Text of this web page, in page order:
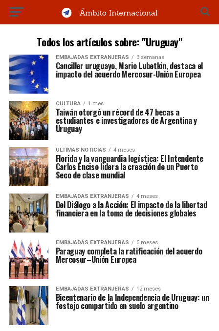
Todos los artículos sobre: "Uruguay"
EMBAJADAS EXTRANJERAS 3 semanas
Canciller uruguayo, Mario Lubetkin, destaca el
impacto del acuerdo Mercosur-Unión Europea
CULTURA 1 mes
Taiwán otorgó un récord de 47 becas a
estudiantes e investigadores de Argentina y
Uruguay
ÚLTIMAS NOTICIAS 4 meses
Florida y la vanguardia logística: El Intendente
Carlos Enciso lidera la creación de un Puerto
Seco de clase mundial
EMBAJADAS EXTRANJERAS 4 meses
Del Diálogo a la Acción: El impacto de la libertad
financiera en la toma de decisiones globales
EMBAJADAS EXTRANJERAS 5 meses
Paraguay completa la ratificación del acuerdo
Mercosur–Unión Europea
EMBAJADAS EXTRANJERAS 12 meses
Bicentenario de la Independencia de Uruguay: un
festejo compartido en suelo argentino